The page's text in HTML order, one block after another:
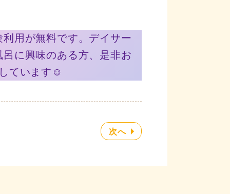
用が無料です。デイサー
に興味のある方、是非お
ています☺️
次へ